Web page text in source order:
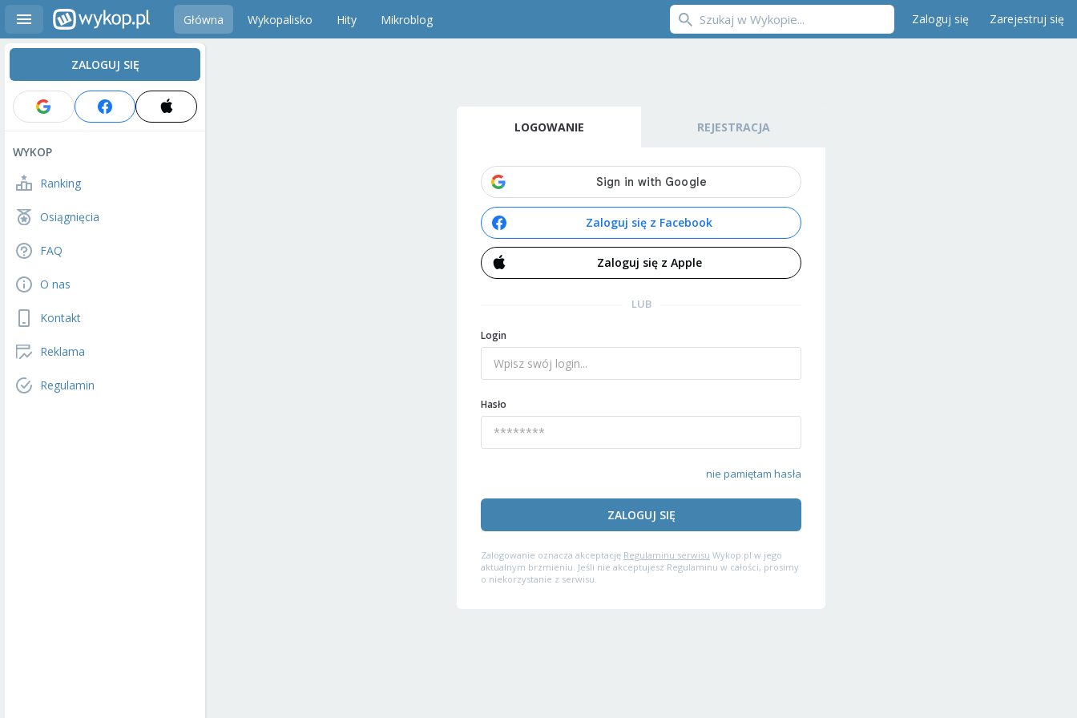
Główna Wykopalisko Hity Mikroblog Zaloguj się Zarejestruj się
ZALOGUJ SIĘ
WYKOP
Ranking
Osiągnięcia
FAQ
O nas
Kontakt
Reklama
Regulamin
LOGOWANIE REJESTRACJA
Zaloguj się z Facebook
Zaloguj się z Apple
LUB
Login
Hasło
nie pamiętam hasła
ZALOGUJ SIĘ
Zalogowanie oznacza akceptację Regulaminu serwisu Wykop.pl w jego
aktualnym brzmieniu. Jeśli nie akceptujesz Regulaminu w całości, prosimy
o niekorzystanie z serwisu.